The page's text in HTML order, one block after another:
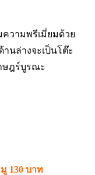
ความพรีเมี่ยมด้วย
นล่างจะเป็นโต๊ะ
ษฎร์บูรณะ
130 บาท